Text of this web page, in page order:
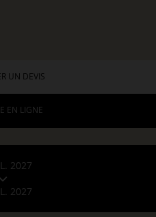
UN DEVIS
EN LIGNE
2027
2027